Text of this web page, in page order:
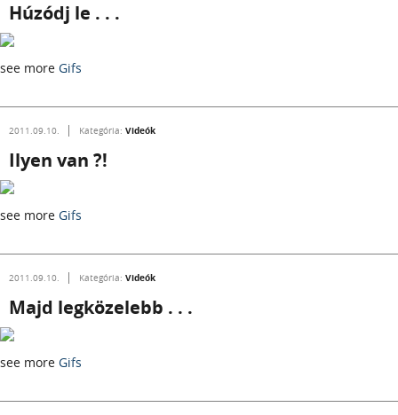
Húzódj le . . .
see more Gifs
2011.09.10. Kategória: Videók
Ilyen van ?!
see more Gifs
2011.09.10. Kategória: Videók
Majd legközelebb . . .
see more Gifs